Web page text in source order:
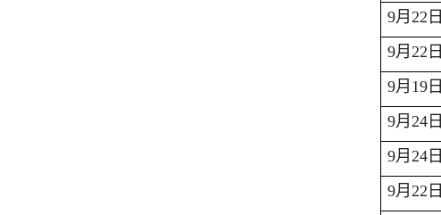
9月22日
9月22日
9月19日
9月24日
9月24日
9月22日